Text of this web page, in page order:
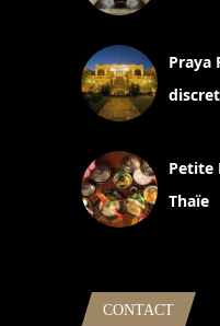
Praya
Petite
Thaïe
CONTACT